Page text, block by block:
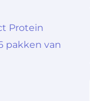
Protein
pakken van